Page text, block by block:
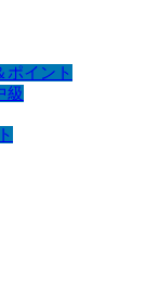
ポイント
級